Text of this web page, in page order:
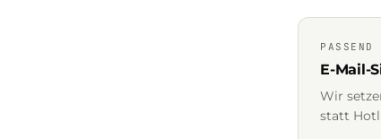
PASSEND
E-Mail-
Wir
statt